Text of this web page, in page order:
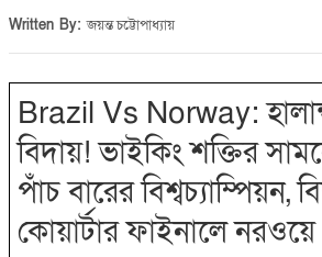
Written By:জয়ন্ত চট্টোপাধ্যায়
Brazil Vs Norway:
বিদায়! ভাইকিং শক্তির
পাঁচ বারের বিশ্বচ্যাম্পিয়ন,
কোয়ার্টার ফাইনালে নরওয়ে